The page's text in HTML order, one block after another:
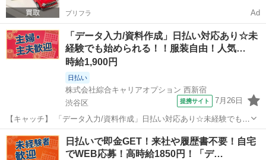
プリフラ Ad
「データ入力/資料作成」日払い対応あり☆未
経験でも始められる！！服装自由！人気…
時給1,900円
日払い
株式会社綜合キャリアオプション 西新宿
渋谷区
提携サイト 7月26日
【キャッチ】 「データ入力/資料作成」日払い対応あり☆未経験でも始
められる！！服装自由！人気のオフィスワーク！20代～40代のスタッ
フさん中心に大活躍中◎ 【コメント】 《未経験から就業可能なオフィ
スワーク☆》 「未経験か...
東京 渋谷区 その他
日払いで即金GET！来社や履歴書不要！自宅
でWEB応募！高時給1850円！「デ…